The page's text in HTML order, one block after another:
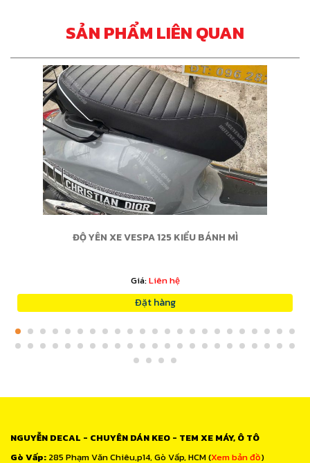
SẢN PHẨM LIÊN QUAN
ĐỘ YÊN XE VESPA 125 KIỂU BÁNH MÌ
Giá:Liên hệ
Đặt hàng
NGUYỄN DECAL - CHUYÊN DÁN KEO - TEM XE MÁY, Ô TÔ
Gò Vấp: 285 Phạm Văn Chiêu,p14, Gò Vấp, HCM (Xem bản đồ)